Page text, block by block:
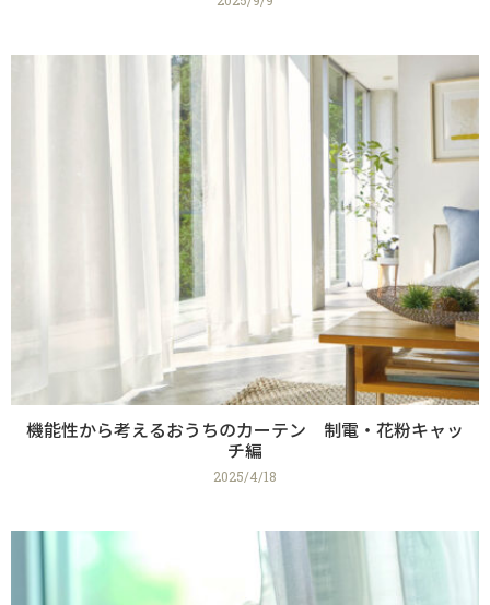
機能性から考えるおうちのカーテン 制電・花粉キャッ
チ編
2025/4/18